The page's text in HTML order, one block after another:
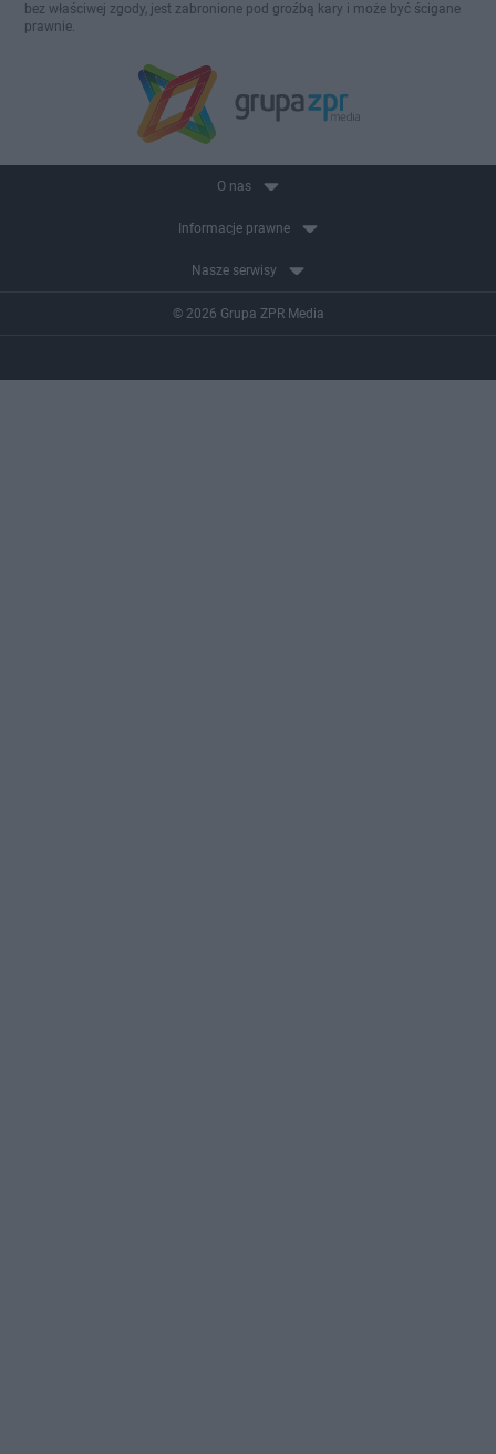
bez właściwej zgody, jest zabronione pod groźbą kary i może być ścigane
prawnie.
O nas
Informacje prawne
Nasze serwisy
© 2026 Grupa ZPR Media